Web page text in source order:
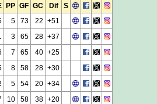
PP GF GC Dif
S
5 73 22 +51
3 65 28 +37
7 65 40 +25
8 58 28 +30
5 54 20 +34
10 58 38 +20